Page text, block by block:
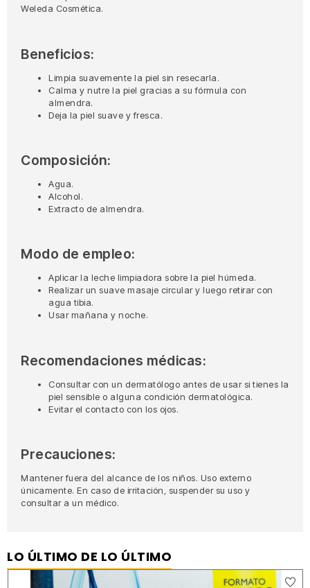
Weleda Cosmética.
Beneficios:
Limpia suavemente la piel sin resecarla.
Calma y nutre la piel gracias a su fórmula con
almendra.
Deja la piel suave y fresca.
Composición:
Agua.
Alcohol.
Extracto de almendra.
Modo de empleo:
Aplicar la leche limpiadora sobre la piel húmeda.
Realizar un suave masaje circular y luego retirar con
agua tibia.
Usar mañana y noche.
Recomendaciones médicas:
Consultar con un dermatólogo antes de usar si tienes la
piel sensible o alguna condición dermatológica.
Evitar el contacto con los ojos.
Precauciones:
Mantener fuera del alcance de los niños. Uso externo
únicamente. En caso de irritación, suspender su uso y
consultar a un médico.
LO ÚLTIMO DE LO ÚLTIMO